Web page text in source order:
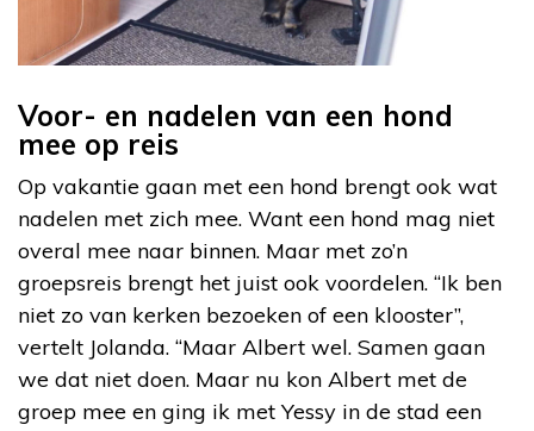
Voor- en nadelen van een hond
mee op reis
Op vakantie gaan met een hond brengt ook wat
nadelen met zich mee. Want een hond mag niet
overal mee naar binnen. Maar met zo’n
groepsreis brengt het juist ook voordelen. “Ik ben
niet zo van kerken bezoeken of een klooster”,
vertelt Jolanda. “Maar Albert wel. Samen gaan
we dat niet doen. Maar nu kon Albert met de
groep mee en ging ik met Yessy in de stad een